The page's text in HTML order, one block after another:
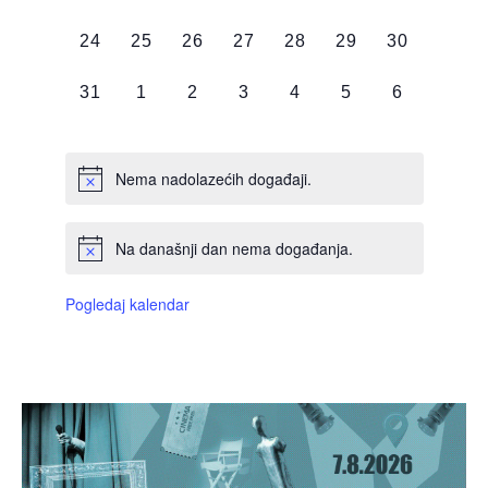
0
24
0
25
0
26
0
27
0
28
0
29
0
30
0
31
0
1
0
2
0
3
0
4
0
5
0
6
Nema nadolazećih događaji.
Na današnji dan nema događanja.
Pogledaj kalendar